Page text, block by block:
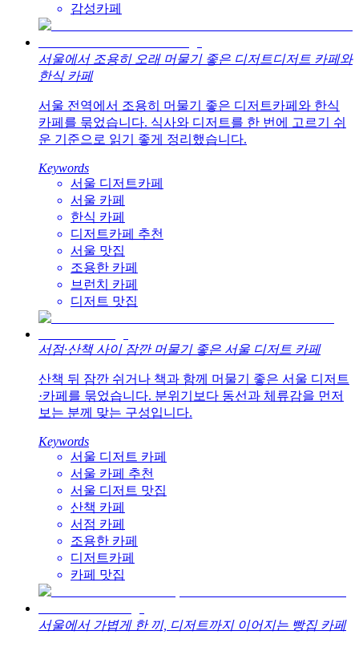
감성카페
서울에서 조용히 오래 머물기 좋은 디저트디저트 카페와
한식 카페
서울 전역에서 조용히 머물기 좋은 디저트카페와 한식
카페를 묶었습니다. 식사와 디저트를 한 번에 고르기 쉬
운 기준으로 읽기 좋게 정리했습니다.
Keywords
서울 디저트카페
서울 카페
한식 카페
디저트카페 추천
서울 맛집
조용한 카페
브런치 카페
디저트 맛집
서점·산책 사이 잠깐 머물기 좋은 서울 디저트 카페
산책 뒤 잠깐 쉬거나 책과 함께 머물기 좋은 서울 디저트
·카페를 묶었습니다. 분위기보다 동선과 체류감을 먼저
보는 분께 맞는 구성입니다.
Keywords
서울 디저트 카페
서울 카페 추천
서울 디저트 맛집
산책 카페
서점 카페
조용한 카페
디저트카페
카페 맛집
서울에서 가볍게 한 끼, 디저트까지 이어지는 빵집 카페